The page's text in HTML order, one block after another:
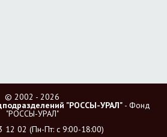
© 2002 - 2026
"РОССЫ-УРАЛ"- Фонд
"РОССЫ-УРАЛ"
12 02 (Пн-Пт: с 9:00-18:00)